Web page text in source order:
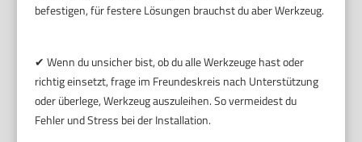
befestigen, für festere Lösungen brauchst du aber Werkzeug.
✔ Wenn du unsicher bist, ob du alle Werkzeuge hast oder
richtig einsetzt, frage im Freundeskreis nach Unterstützung
oder überlege, Werkzeug auszuleihen. So vermeidest du
Fehler und Stress bei der Installation.